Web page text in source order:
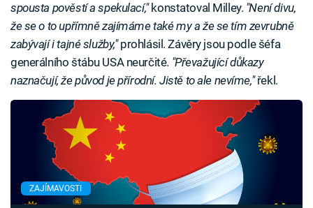
spousta pověstí a spekulací," konstatoval Milley. "Není divu,
že se o to upřímně zajímáme také my a že se tím zevrubně
zabývají i tajné služby,"prohlásil. Závěry jsou podle šéfa
generálního štábu USA neurčité. "Převažující důkazy
naznačují, že původ je přírodní. Jistě to ale nevíme,"řekl.
ZAJÍMAVOSTI